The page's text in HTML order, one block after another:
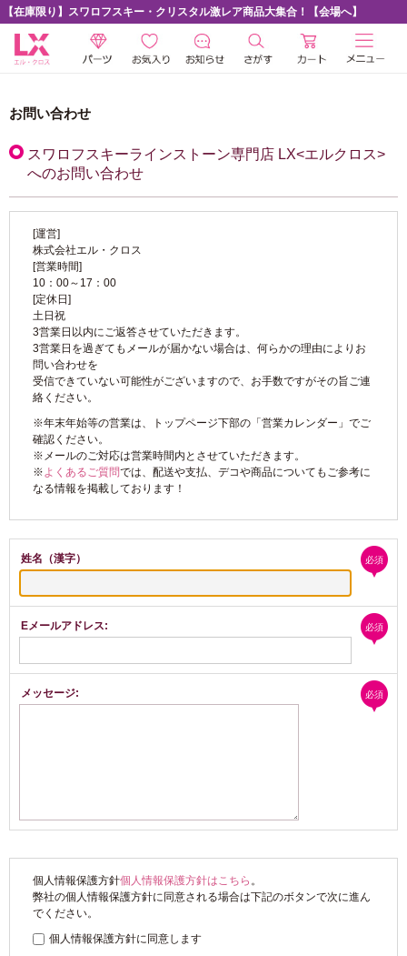
【在庫限り】スワロフスキー・クリスタル激レア商品大集合！【会場へ】
お問い合わせ
スワロフスキーラインストーン専門店 LX<エルクロス>
へのお問い合わせ
[運営]
株式会社エル・クロス
[営業時間]
10：00～17：00
[定休日]
土日祝
3営業日以内にご返答させていただきます。
3営業日を過ぎてもメールが届かない場合は、何らかの理由によりお
問い合わせを
受信できていない可能性がございますので、お手数ですがその旨ご連
絡ください。
※年末年始等の営業は、トップページ下部の「営業カレンダー」でご
確認ください。
※メールのご対応は営業時間内とさせていただきます。
※よくあるご質問では、配送や支払、デコや商品についてもご参考に
なる情報を掲載しております！
姓名（漢字） 必須
Eメールアドレス: 必須
メッセージ: 必須
個人情報保護方針個人情報保護方針はこちら 。
弊社の個人情報保護方針に同意される場合は下記のボタンで次に進ん
でください。
個人情報保護方針に同意します